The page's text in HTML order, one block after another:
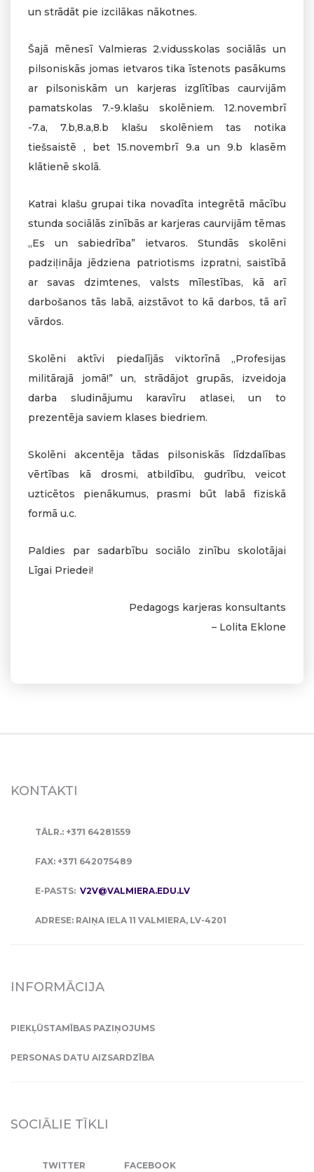
un strādāt pie izcilākas nākotnes.
Šajā mēnesī Valmieras 2.vidusskolas sociālās un
pilsoniskās jomas ietvaros tika īstenots pasākums
ar pilsoniskām un karjeras izglītības caurvijām
pamatskolas 7.-9.klašu skolēniem. 12.novembrī
-7.a, 7.b,8.a,8.b klašu skolēniem tas notika
tiešsaistē , bet 15.novembrī 9.a un 9.b klasēm
klātienē skolā.
Katrai klašu grupai tika novadīta integrētā mācību
stunda sociālās zinībās ar karjeras caurvijām tēmas
„Es un sabiedrība” ietvaros. Stundās skolēni
padziļināja jēdziena patriotisms izpratni, saistībā
ar savas dzimtenes, valsts mīlestības, kā arī
darbošanos tās labā, aizstāvot to kā darbos, tā arī
vārdos.
Skolēni aktīvi piedalījās viktorīnā „Profesijas
militārajā jomā!” un, strādājot grupās, izveidoja
darba sludinājumu karavīru atlasei, un to
prezentēja saviem klases biedriem.
Skolēni akcentēja tādas pilsoniskās līdzdalības
vērtības kā drosmi, atbildību, gudrību, veicot
uzticētos pienākumus, prasmi būt labā fiziskā
formā u.c.
Paldies par sadarbību sociālo zinību skolotājai
Līgai Priedei!
Pedagogs karjeras konsultants
– Lolita Eklone
KONTAKTI
TĀLR.: +371 64281559
FAX: +371 642075489
E-PASTS: V2V@VALMIERA.EDU.LV
ADRESE: RAIŅA IELA 11 VALMIERA, LV-4201
INFORMĀCIJA
PIEKĻŪSTAMĪBAS PAZIŅOJUMS
PERSONAS DATU AIZSARDZĪBA
SOCIĀLIE TĪKLI
TWITTER FACEBOOK